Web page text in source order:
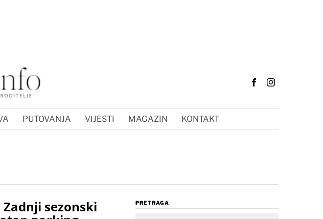
PUTOVANJA VIJESTI MAGAZIN KONTAKT
sezonski PRETRAGA